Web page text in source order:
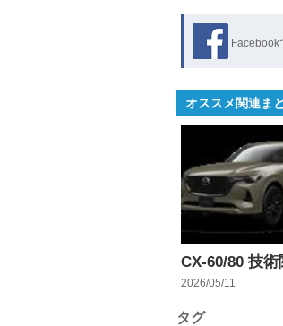
Facebook
オススメ関連ま
CX-60/80 技術
2026/05/11
タグ